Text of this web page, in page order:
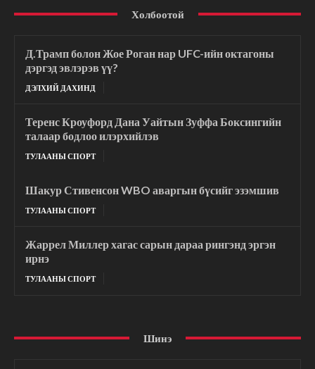
Холбоотой
Д.Трамп болон Жое Роган нар UFC-ийн октагоны
дэргэд эвлэрэв үү?
ДЭЛХИЙ ДАХИНД
Теренс Кроуфорд Дана Уайтын Зуффа Боксингийн
талаар бодлоо илэрхийлэв
ТУЛААНЫ СПОРТ
Шакур Стивенсон WBO аваргын бүсийг эзэмшив
ТУЛААНЫ СПОРТ
Жаррел Миллер хагас сарын дараа рингэнд эргэн
ирнэ
ТУЛААНЫ СПОРТ
Шинэ